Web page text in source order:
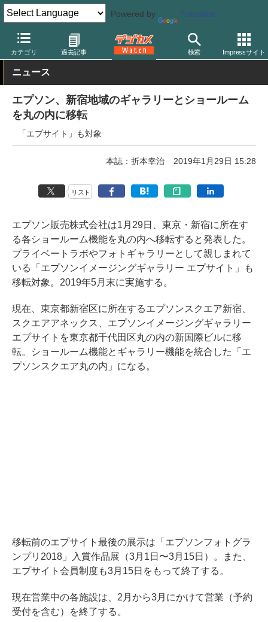
Powered by Translate
カテゴリ 過去記事 検索 Impressサイト
デジカメ Watch 業界動向 企業
ニュース
エプソン、新宿地域のギャラリーとショールーム
を丸の内に移転
「エプサイト」も対象
本誌：折本幸治 2019年1月29日 15:28
リスト
エプソン販売株式会社は1月29日、東京・新宿に所在す
る各ショールーム機能を丸の内へ移転すると発表した。
プライベートラボやフォトギャラリーとして親しまれて
いる「エプソンイメージングギャラリー エプサイト」も
移転対象。2019年5月末に実施する。
現在、東京都新宿区に所在するエプソンスクエア新宿、
スクエアアネックス、エプソンイメージングギャラリー
エプサイトを東京都千代田区丸の内の新国際ビルに移
転。ショールーム機能とギャラリー機能を統合した「エ
プソンスクエア丸の内」になる。
移転前のエプサイト最後の展示は「エプソンフォトグラ
ンプリ2018」入賞作品展（3月1日〜3月15日）。また、
エプサイト会員制度も3月15日をもって終了する。
現在営業中の各施設は、2月から3月にかけて営業（予約
受付を含む）を終了する。